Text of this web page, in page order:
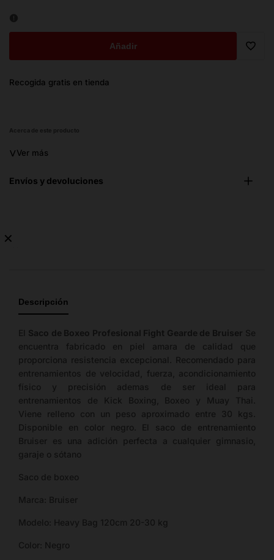
oferta
Añadir
Recogida gratis en tienda
Acerca de este producto
˅Ver más
Envíos y devoluciones
✕
tallas
disponible.
Descripción
El Saco de Boxeo Profesional Fight Gearde de Bruiser Se
encuentra fabricado en piel amara de calidad que
proporciona resistencia excepcional. Recomendado para
entrenamientos de velocidad, fuerza, acondicionamiento
físico y precisión ademas de ser ideal para
entrenamientos de Kick Boxing, Boxeo y Muay Thai.
Viene relleno con un peso aproximado entre 30 kgs.
Disponible en color negro. El saco de entrenamiento
Bruiser es una adición perfecta a cualquier gimnasio,
garaje o sótano
Saco de boxeo
Marca: Bruiser
Modelo: Heavy Bag 120cm 20-30 kg
Color: Negro